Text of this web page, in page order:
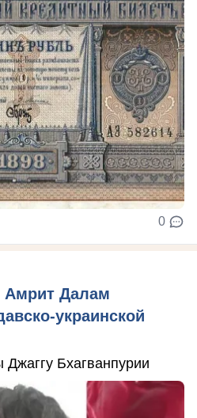
0
Амрит Далам
украинской
Бхагванпурии